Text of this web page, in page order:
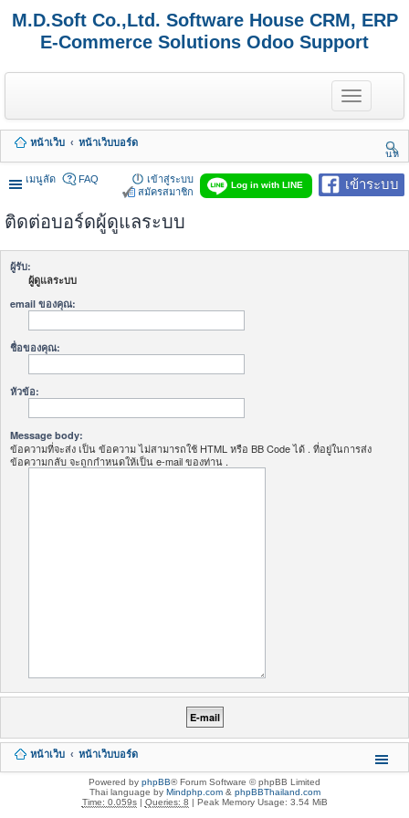
M.D.Soft Co.,Ltd. Software House CRM, ERP
E-Commerce Solutions Odoo Support
T
o
g
e
n
a
หน้าเว็บ
หน้าเว็บบอร์ด
นห
า
เมนูลัด
เข้าระบบ
Log in with LINE
FAQ
เข้าสู่ระบบ
สมัครสมาชิก
ติดต่อบอร์ดผู้ดูแลระบบ
ผู้รับ:
ผู้ดูแลระบบ
email ของคุณ:
ชื่อของคุณ:
หัวข้อ:
Message body:
ข้อความที่จะส่ง เป็น ข้อความ ไม่สามารถใช้ HTML หรือ BB Code ได้ . ที่อยู่ในการส่ง
ข้อความกลับ จะถูกกำหนดให้เป็น e-mail ของท่าน .
หน้าเว็บ หน้าเว็บบอร์ด
Powered by phpBB® Forum Software © phpBB Limited
Thai language by Mindphp.com& phpBBThailand.com
Time: 0.059s| Queries: 8 | Peak Memory Usage: 3.54 MiB